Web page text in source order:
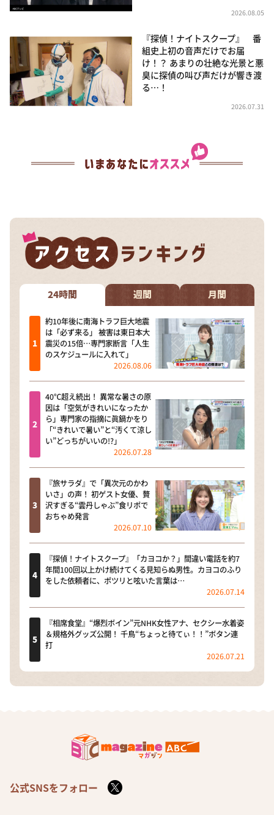
2026.08.05
『探偵！ナイトスクープ』 番
組史上初の音声だけでお届
け！？ あまりの壮絶な光景と悪
臭に探偵の叫び声だけが響き渡
る…！
2026.07.31
24時間 週間 月間
約10年後に南海トラフ巨大地震
は「必ず来る」 被害は東日本大
震災の15倍…専門家断言「人生
のスケジュールに入れて」
2026.08.06
40℃超え続出！ 異常な暑さの原
因は「空気がきれいになったか
ら」専門家の指摘に眞鍋かをり
「“きれいで暑い”と“汚くて涼し
い”どっちがいいの!?」
2026.07.28
『旅サラダ』で「異次元のかわ
いさ」の声！ 初ゲスト女優、贅
沢すぎる“雲丹しゃぶ”食リポで
おちゃめ発言
2026.07.10
『探偵！ナイトスクープ』「カヨコか？」間違い電話を約7
年間100回以上かけ続けてくる見知らぬ男性。カヨコのふり
をした依頼者に、ポツリと呟いた言葉は…
2026.07.14
『相席食堂』“爆烈ボイン”元NHK女性アナ、セクシー水着姿
＆規格外グッズ公開！ 千鳥“ちょっと待てぃ！！”ボタン連
打
2026.07.21
公式SNSをフォロー